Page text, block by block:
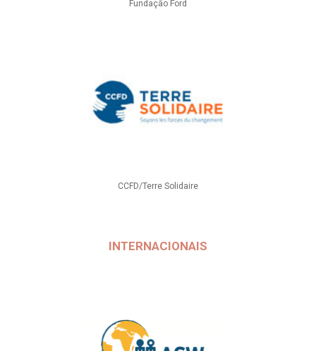
Fundação Ford
CCFD/Terre Solidaire
INTERNACIONAIS